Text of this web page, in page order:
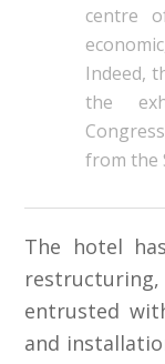
centre
Indeed,
the
from the
The hotel
entrusted
and